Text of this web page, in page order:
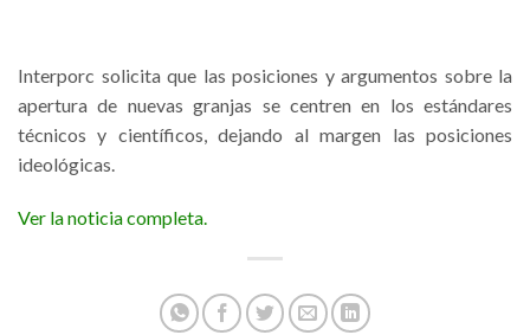
Interporc solicita que las posiciones y argumentos sobre la
apertura de nuevas granjas se centren en los estándares
técnicos y científicos, dejando al margen las posiciones
ideológicas.
Ver la noticia completa.